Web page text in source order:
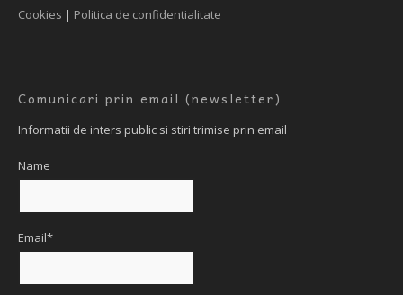
Cookies | Politica de confidentialitate
Comunicari prin email (newsletter)
Informatii de inters public si stiri trimise prin email
Name
Email*